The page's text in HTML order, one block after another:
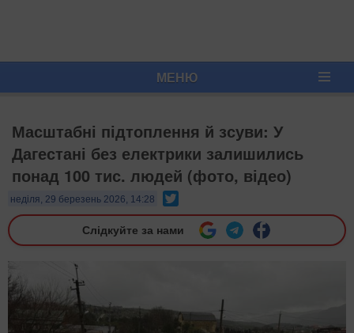
МЕНЮ
Масштабні підтоплення й зсуви: У
Дагестані без електрики залишились
понад 100 тис. людей (фото, відео)
неділя, 29 березень 2026, 14:28
Слідкуйте за нами